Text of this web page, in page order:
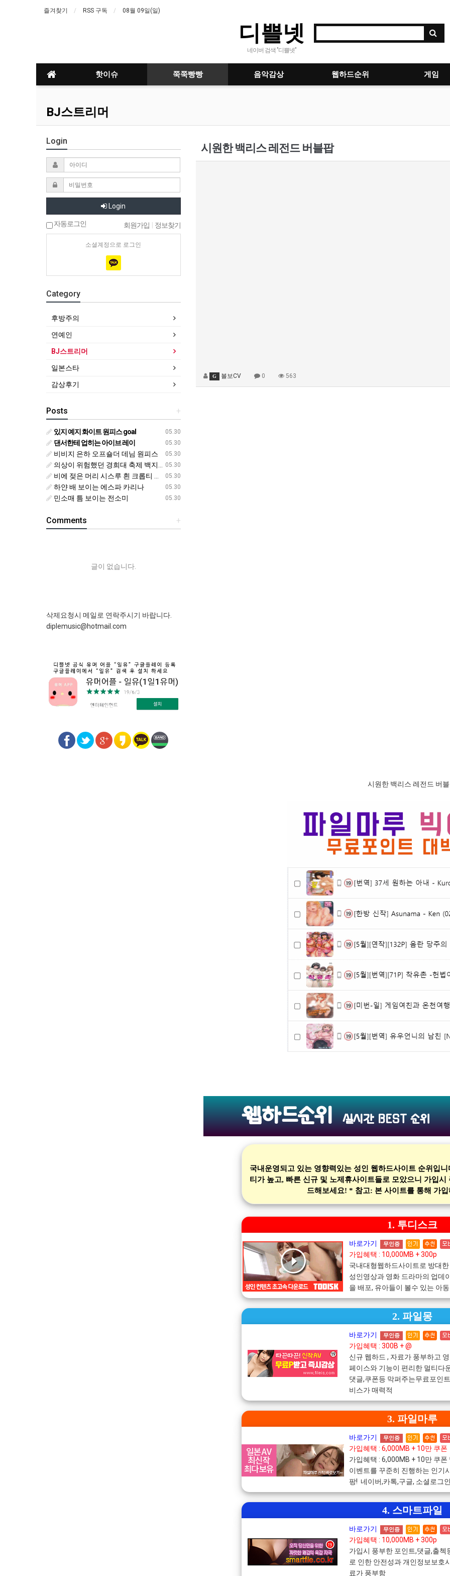
즐겨찾기 RSS 구독 08월 09일(일)
디쁠넷
네이버 검색 "디쁠넷"
핫이슈 쭉쭉빵빵 음악감상 웹하드순위 게임
BJ스트리머
시원한 백리스 레전드 버블팝
G 볼보CV 0 563
시원한 백리스 레전드 버
웹하드순위 실시간 BEST 순위
국내운영되고 있는 영향력있는 성인 웹하드사이트 순위입
티가 높고, 빠른 신규 및 노제휴사이트들로 모았으니 가입
드해보세요! * 참고: 본 사이트를 통해 가
1. 투디스크
바로가기 무인증
가입혜택 : 10,000MB + 300p
국내대형웹하드사이트로 방대
성인영상과 영화 드라마의 업데
을 배포, 유아들이 볼수 있는 아
2. 파일몽
바로가기 무인증
가입혜택 : 300B + @
신규 웹하드 , 자료가 풍부하고
페이스와 기능이 편리한 멀티다
댓글,쿠폰등 막퍼주는무료포인
비스가 매력적
3. 파일마루
바로가기 무인증
가입혜택 : 6,000MB + 10만 쿠폰
가입혜택 : 6,000MB + 10만 쿠
이벤트를 꾸준히 진행하는 인기
팡! 네이버,카톡,구글, 소셜로그
4. 스마트파일
바로가기 무인증
가입혜택 : 10,000MB + 300p
가입시 풍부한 포인트,댓글,출
로 인한 안전성과 개인정보보호
료가 풍부함
Login
Login
자동로그인 회원가입 정보찾기
소셜계정으로 로그인
Category
후방주의
연예인
BJ스트리머
일본스타
감상후기
+
Posts
05.30
있지 예지 화이트 원피스 goal
05.30
댄서한테 업히는 아이브 레이
05.30
비비지 은하 오프숄더 데님 원피스
05.30
의상이 위험했던 경희대 축제 백지헌
05.30
비에 젖은 머리 시스루 흰 크롭티 에스파 닝닝
05.30
하얀 배 보이는 에스파 카리나
05.30
민소매 틈 보이는 전소미
+
Comments
글이 없습니다.
삭제요청시 메일로 연락주시기 바랍니다.
diplemusic@hotmail.com